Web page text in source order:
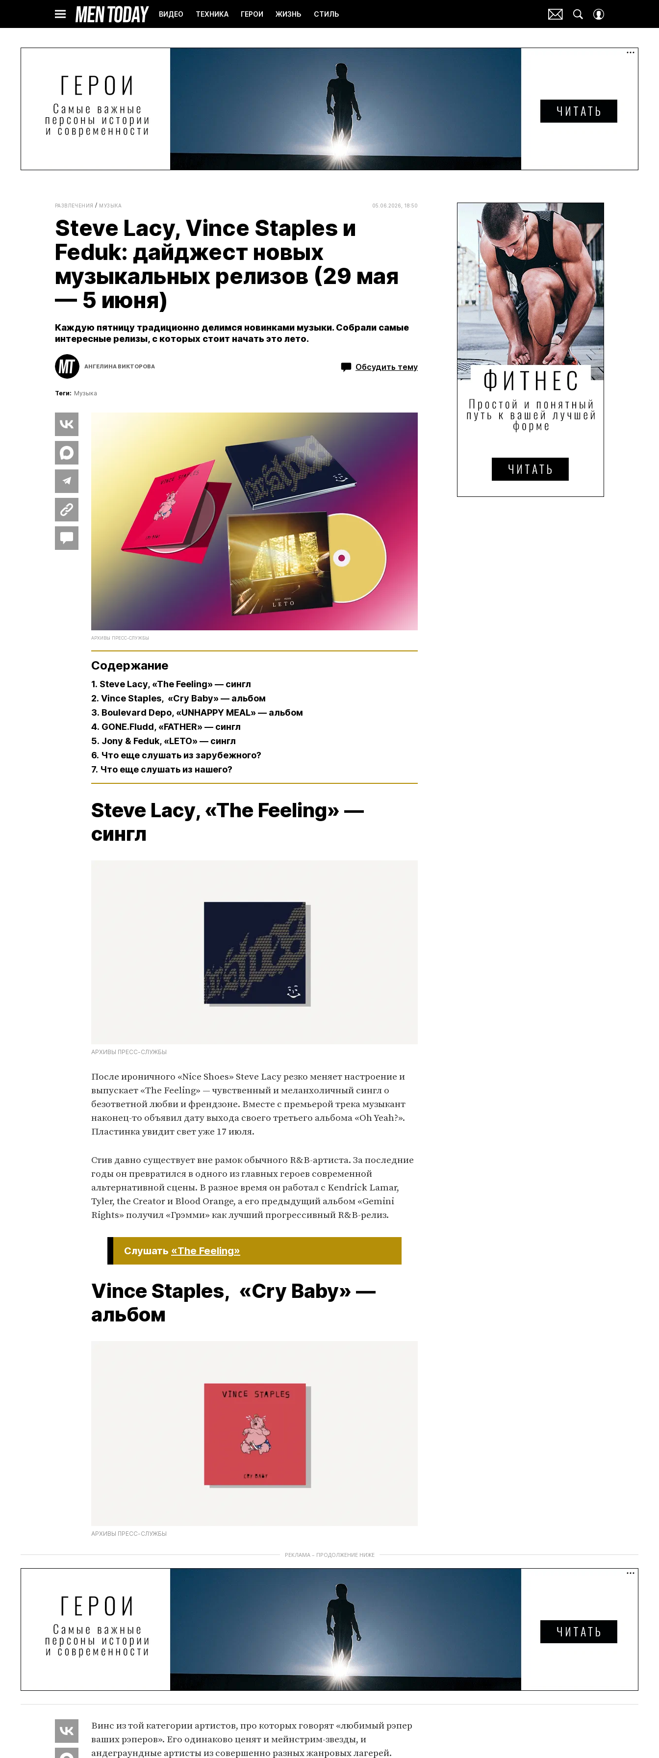
ВИДЕО ТЕХНИКА ГЕРОИ ЖИЗНЬ СТИЛЬ
РАЗВЛЕЧЕНИЯ МУЗЫКА 05.06.2026, 18:50
Steve Lacy, Vince Staples и
Feduk: дайджест новых
музыкальных релизов (29 мая
— 5 июня)
Каждую пятницу традиционно делимся новинками музыки. Собрали самые
интересные релизы, с которых стоит начать это лето.
АНГЕЛИНА ВИКТОРОВА Обсудить тему
Теги: Музыка
АРХИВЫ ПРЕСС-СЛУЖБЫ
Содержание
1. Steve Lacy, «The Feeling» — сингл
2. Vince Staples, «Cry Baby» — альбом
3. Boulevard Depo, «UNHAPPY MEAL» — альбом
4. GONE.Fludd, «FATHER» — сингл
5. Jony & Feduk, «LETO» — сингл
6. Что еще слушать из зарубежного?
7. Что еще слушать из нашего?
Steve Lacy, «The Feeling» —
сингл
АРХИВЫ ПРЕСС-СЛУЖБЫ
После ироничного «Nice Shoes» Steve Lacy резко меняет настроение и
выпускает «The Feeling» — чувственный и меланхоличный сингл о
безответной любви и френдзоне. Вместе с премьерой трека музыкант
наконец-то объявил дату выхода своего третьего альбома «Oh Yeah?».
Пластинка увидит свет уже 17 июля.
Стив давно существует вне рамок обычного R&B-артиста. За последние
годы он превратился в одного из главных героев современной
альтернативной сцены. В разное время он работал с Kendrick Lamar,
Tyler, the Creator и Blood Orange, а его предыдущий альбом «Gemini
Rights» получил «Грэмми» как лучший прогрессивный R&B-релиз.
Слушать «The Feeling»
Vince Staples, «Cry Baby» —
альбом
АРХИВЫ ПРЕСС-СЛУЖБЫ
РЕКЛАМА – ПРОДОЛЖЕНИЕ НИЖЕ
Винс из той категории артистов, про которых говорят «любимый рэпер
ваших рэперов». Его одинаково ценят и мейнстрим-звезды, и
андеграундные артисты из совершенно разных жанровых лагерей.